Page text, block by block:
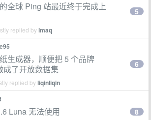
全球 Ping 站最近终于完成上
replied bylmaq
5
生成器，顺便把 5 个品牌
成了开放数据集
replied byliqinliqin
6
Luna 无法使用 8